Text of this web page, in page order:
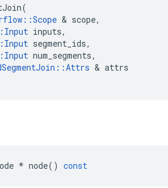
(
::Scope & scope,
Input inputs,
Input segment_ids,
Input num_segments,
::Attrs & attrs
* node() const